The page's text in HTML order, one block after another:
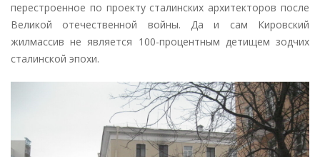
перестроенное по проекту сталинских архитекторов после
Великой отечественной войны. Да и сам Кировский
жилмассив не является 100-процентным детищем зодчих
сталинской эпохи.